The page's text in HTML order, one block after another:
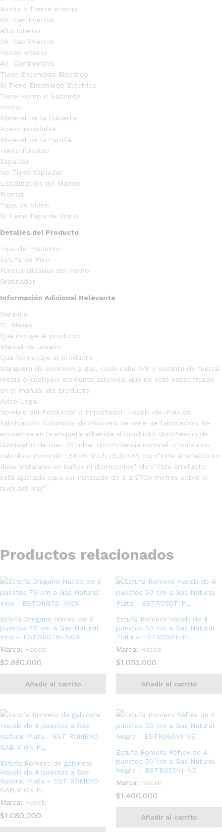
Ancho o Frente Interno
65 Centímetros
Alto Interno
36 Centímetros
Fondo Interno
40 Centímetros
Tiene Encendido Electrico
Si Tiene Encendido Eléctrico
Tiene Horno o Gabinete
Horno
Material de la Cubierta
Acero Inoxidable
Material de la Parrilla
Hierro Fundido
Espaldar
No Tiene Espaldar
Localizacion del Mando
Frontal
Tapa de Vidrio
Si Tiene Tapa de Vidrio
Detalles del Producto
Tipo de Producto
Estufa de Piso
Funcionalidades del Horno
Gratinador
Información Adicional Relevante
Garantía
12 Meses
Qué incluye el producto
Manual de usuario
Qué No incluye el producto
Manguera de conexión a gas, codo calle 3/8 y sellante de fuerza
media o cualquier elemento adicional que no esté especificado
en el manual del producto
Aviso Legal
Nombre del Productor o Importador: Haceb <br>País de
Fabricación: Colombia <br>Número de serie de fabricación: Se
encuentra en la etiqueta adherida al producto <br>Presión de
Suministro de Gas: 20 mbar <br>Potencia nominal o consumo
calorífico nominal: : 54,36 MJ/h (15,10KW) <br>“Este artefacto no
debe instalarse en baños ni dormitorios” <br>“Este artefacto
está ajustado para ser instalado de 2 a 2700 metros sobre el
nivel del mar”
Productos relacionados
Estufa Orégano Haceb de 6
puestos 76 cm a Gas Natural
Inox – ESTORG76-INOX
Marca: Haceb
$2.880.000
Añadir al carrito
Estufa Romero Haceb de 4
puestos 50 cm a Gas Natural
Plata – ESTRO50T-PL
Marca: Haceb
$1.053.000
Añadir al carrito
Estufa Romero de gabinete
Haceb de 4 puestos a Gas
Natural Plata – EST ROMERO
GAB V GN PL
Marca: Haceb
$1.080.000
Estufa Romero Réflex de 4
puestos 50 cm a Gas Natural
Negro – ESTRO50VI-NE
Marca: Haceb
$1.400.000
Añadir al carrito